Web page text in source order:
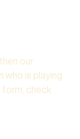
our
who is playing
form, check